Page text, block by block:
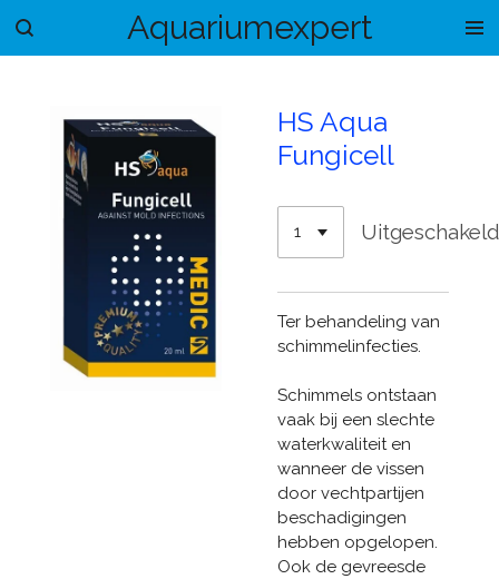
Ga
hoofdinhoud
Aquariumexpert
HS Aqua
Fungicell
Ter behandeling van
schimmelinfecties.
Schimmels ontstaan
vaak bij een slechte
waterkwaliteit en
wanneer de vissen
door vechtpartijen
beschadigingen
hebben opgelopen.
Ook de gevreesde